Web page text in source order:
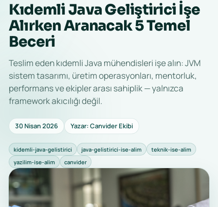
Kıdemli Java Geliştirici İşe
Alırken Aranacak 5 Temel
Beceri
Teslim eden kıdemli Java mühendisleri işe alın: JVM
sistem tasarımı, üretim operasyonları, mentorluk,
performans ve ekipler arası sahiplik — yalnızca
framework akıcılığı değil.
30 Nisan 2026 Yazar: Canvider Ekibi
kidemli-java-gelistirici java-gelistirici-ise-alim
teknik-ise-alim
yazilim-ise-alim
canvider